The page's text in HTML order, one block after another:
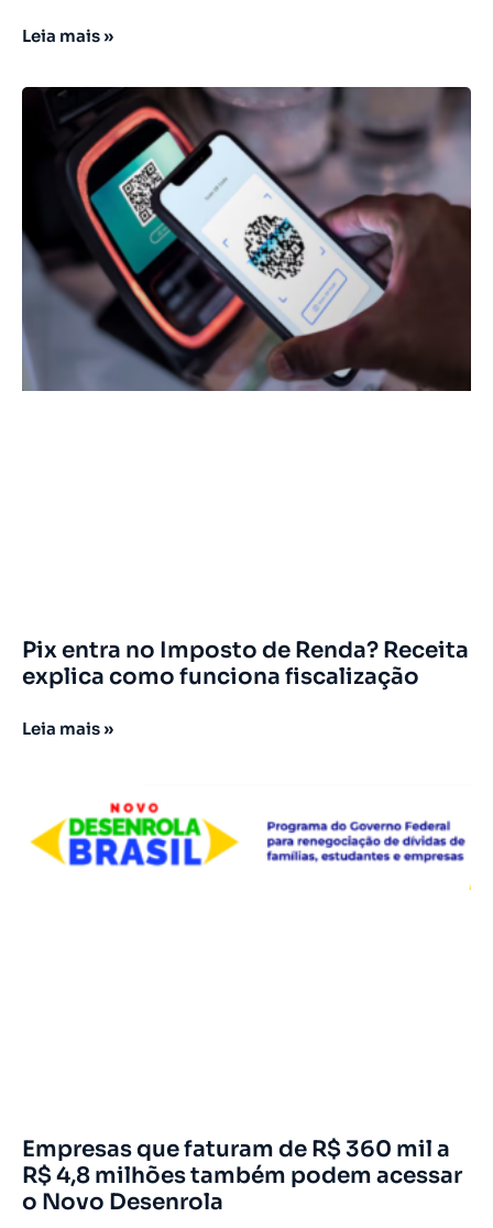
Leia mais »
Pix entra no Imposto de Renda? Receita
explica como funciona fiscalização
Leia mais »
Empresas que faturam de R$ 360 mil a
R$ 4,8 milhões também podem acessar
o Novo Desenrola